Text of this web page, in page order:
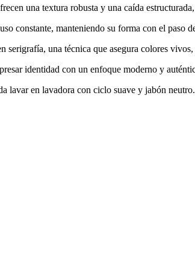
una textura robusta y una caída
constante, manteniendo su forma con el paso
serigrafía, una técnica que asegura colores
identidad con un enfoque moderno y
lavar en lavadora con ciclo suave y jabón